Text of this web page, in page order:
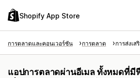
Shopify App Store
การตลาดและคอนเวอร์ชัน การตลาด การส่งเ
แอปการตลาดผ่านอีเมล ทั้งหมดที่มี